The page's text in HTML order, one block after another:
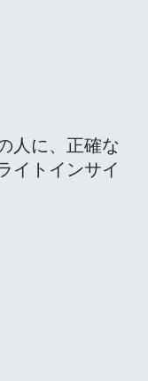
人に、正確な
イトインサイ